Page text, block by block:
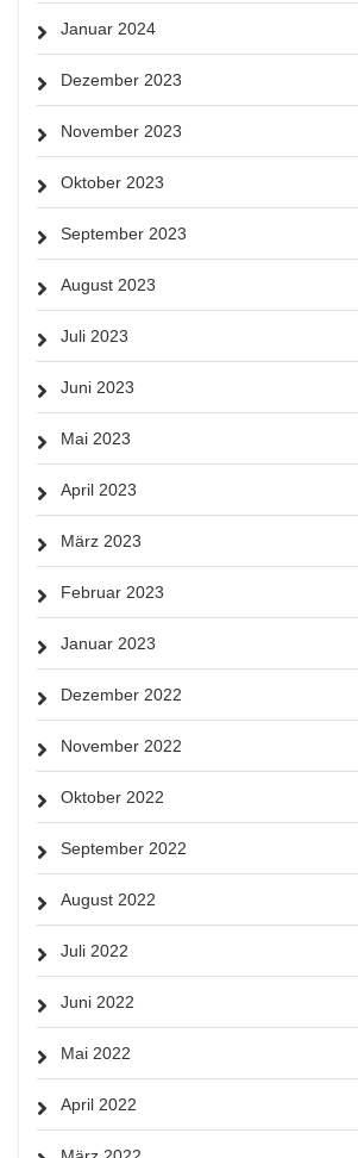
Januar 2024
Dezember 2023
November 2023
Oktober 2023
September 2023
August 2023
Juli 2023
Juni 2023
Mai 2023
April 2023
März 2023
Februar 2023
Januar 2023
Dezember 2022
November 2022
Oktober 2022
September 2022
August 2022
Juli 2022
Juni 2022
Mai 2022
April 2022